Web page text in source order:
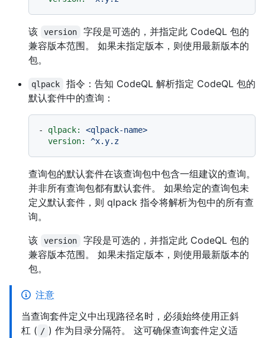
该 version
字段是可选的，并指定此 CodeQL 包的
兼容版本范围。 如果未指定版本，则使用最新版本的
包。
qlpack
指令：告知 CodeQL 解析指定 CodeQL 包的
默认套件中的查询：
- qlpack:
<qlpack-name>
version:
^x.y.z
查询包的默认套件在该查询包中包含一组建议的查询。
并非所有查询包都有默认套件。 如果给定的查询包未
定义默认套件，则 qlpack 指令将解析为包中的所有查
询。
该
version
字段是可选的，并指定此 CodeQL 包的
兼容版本范围。 如果未指定版本，则使用最新版本的
包。
注意
当查询套件定义中出现路径名时，必须始终使用正斜
杠 ( / ) 作为目录分隔符。 这可确保查询套件定义适